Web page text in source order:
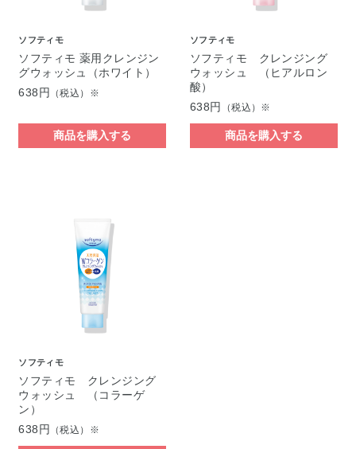
ソフティモ
ソフティモ 薬用クレンジン
グウォッシュ（ホワイト）
638円
（税込）※
商品を購入する
ソフティモ
ソフティモ クレンジング
ウォッシュ （ヒアルロン
酸）
638円
（税込）※
商品を購入する
ソフティモ
ソフティモ クレンジング
ウォッシュ （コラーゲ
ン）
638円 （税込）※